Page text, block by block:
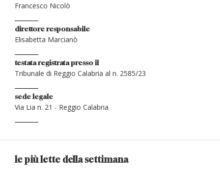
Francesco Nicolò
direttore responsabile
Elisabetta Marcianò
testata registrata presso il
Tribunale di Reggio Calabria al n. 2585/23
sede legale
Via Lia n. 21 - Reggio Calabria
le più lette della settimana